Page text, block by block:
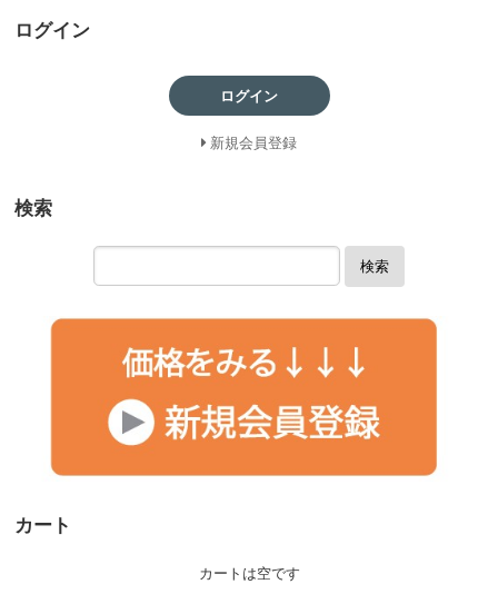
ログイン
ログイン
新規会員登録
検索
検索
カート
カートは空です